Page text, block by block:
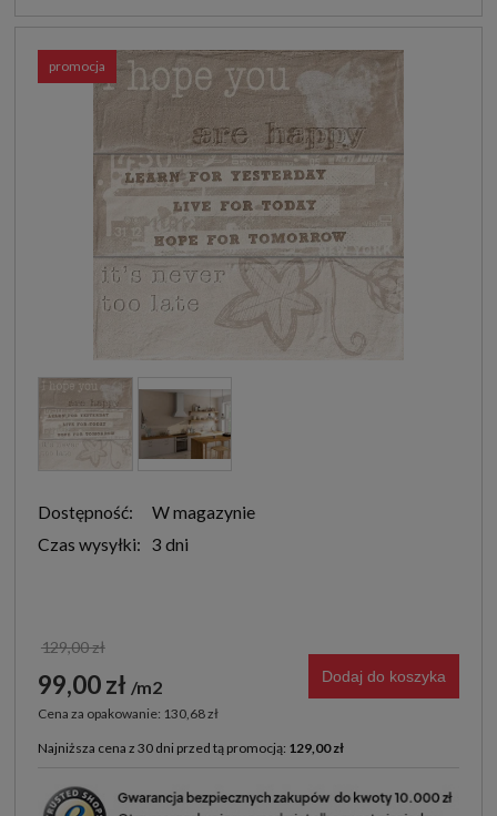
promocja
Dostępność:
W magazynie
Czas wysyłki: 3 dni
129,00 zł
99,00 zł m2
Cena za opakowanie: 130,68 zł
Dodaj do koszyka
Najniższa cena z 30 dni przed tą promocją: 129,00 zł
Jeżeli produkt jest sprzedawany krócej niż 30 dni,
wyświetlana jest najniższa cena od momentu, kiedy